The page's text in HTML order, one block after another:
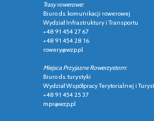
Trasy rowerowe:
Biuro ds. komunikacji rowerowej
Wydział Infrastruktury i Transportu
+48 91 454 27 67
+48 91 454 28 16
rowery@wzp.pl
Miejsca Przyjazne Rowerzystom:
Biuro ds. turystyki
Wydział Współpracy Terytorialnej i
+48 91 454 25 37
mpr@wzp.pl